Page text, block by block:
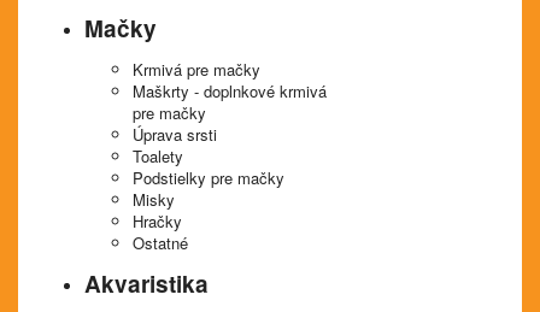
Mačky
Krmivá pre mačky
Maškrty - doplnkové krmivá
pre mačky
Úprava srsti
Toalety
Podstielky pre mačky
Misky
Hračky
Ostatné
Akvaristika